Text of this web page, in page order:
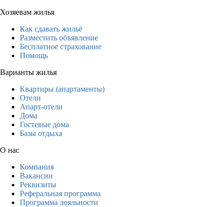
Хозяевам жилья
Как сдавать жильё
Разместить объявление
Бесплатное страхование
Помощь
Варианты жилья
Квартиры (апартаменты)
Отели
Апарт-отели
Дома
Гостевые дома
Базы отдыха
О нас
Компания
Вакансии
Реквизиты
Реферальная программа
Программа лояльности